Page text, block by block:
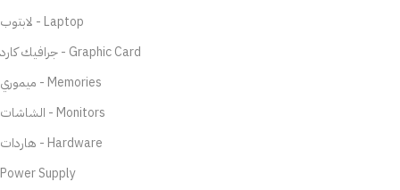
لابتوب - Laptop
جرافيك كارد - Graphic Card
ميموري - Memories
الشاشات - Monitors
هاردات - Hardware
Power Supply